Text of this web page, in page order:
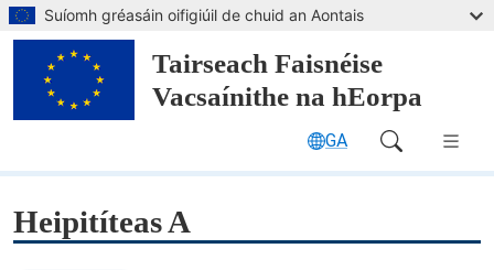
Leapaigh go dtí an príomhábhar
Suíomh gréasáin oifigiúil de chuid an Aontais
Tairseach Faisnéise
Vacsaínithe na hEorpa
GA
Main Navigation (desktop)
Heipitíteas A